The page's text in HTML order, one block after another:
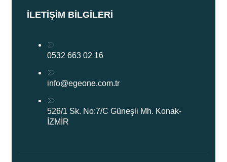
İLETIŞIM BILGILERI
0532 663 02 16
info@egeone.com.tr
526/1 Sk. No:7/C Güneşli Mh. Konak-
İZMİR